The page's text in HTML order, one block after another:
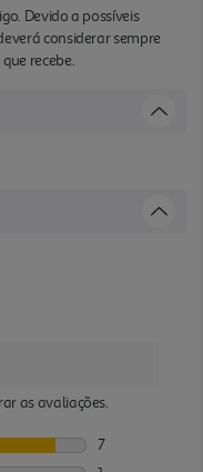
Devido a possíveis
considerar sempre
recebe.